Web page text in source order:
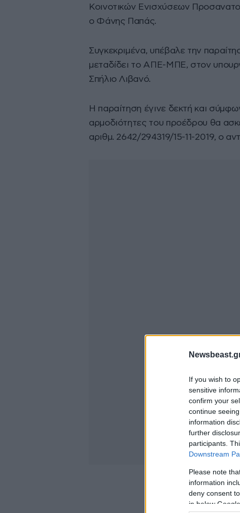
If you wish to
sensitive
confirm your
continue
information
further
participants.
Downstream
Please note
information
deny consent
in below
Κοινοτικών Ενισχύσεων
ο Φάνης Παπάς.
Συγκεκριμένα, υπέβαλε την
μεταδίδει το ΑΠΕ-ΜΠΕ, στον
Σπήλιο Λιβανό.
Η παραίτηση έγινε δεκτή και
αρμοδιότητες του προέδρου θα
αριθμ. 2642/294319/15-11-2019, ο